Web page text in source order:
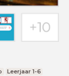
Leerjaar 1-6